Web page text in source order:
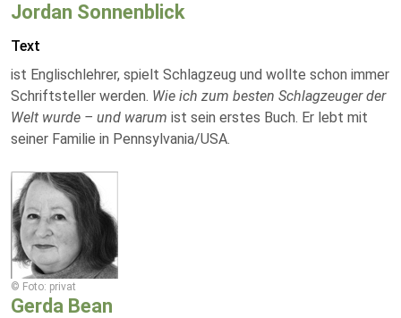
Jordan Sonnenblick
Text
ist Englischlehrer, spielt Schlagzeug und wollte schon immer
Schriftsteller werden. Wie ich zum besten Schlagzeuger der
Welt wurde – und warum ist sein erstes Buch. Er lebt mit
seiner Familie in Pennsylvania/USA.
© Foto: privat
Gerda Bean